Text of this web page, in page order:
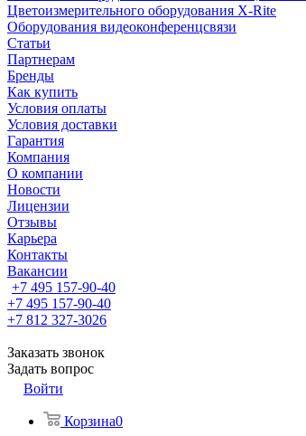
Цветоизмерительного оборудования X-Rite
Оборудования видеоконференцсвязи
Статьи
Партнерам
Бренды
Как купить
Условия оплаты
Условия доставки
Гарантия
Компания
О компании
Новости
Лицензии
Отзывы
Карьера
Контакты
Вакансии
+7 495 157-90-40
+7 495 157-90-40
+7 812 327-3026
Заказать звонок
Задать вопрос
Войти
Корзина0